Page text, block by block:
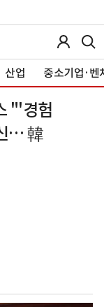
산업 중소기업·벤
"'경험
… 韓